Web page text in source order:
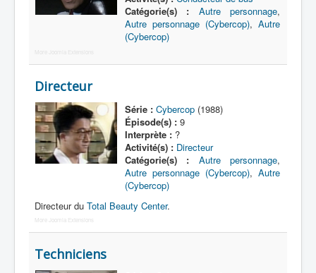
Films
Artiste Asperger
Lexique
Dennô keisatsu Cybercop (電脳 警
察 サイバーコップ) = Police
cerveau électronique Cybercop
Série
Mechas
Catégorie(s) :
Autre personnage,
Autre personnage (Cybercop), Autre
(Cybercop)
More Joomla Extensions
Directeur
Série : Cybercop(1988)
Épisode(s) :9
Interprète :?
Activité(s) : Directeur
Catégorie(s) :
Autre personnage,
Autre personnage (Cybercop), Autre
(Cybercop)
Directeur du Total Beauty Center.
More Joomla Extensions
Techniciens